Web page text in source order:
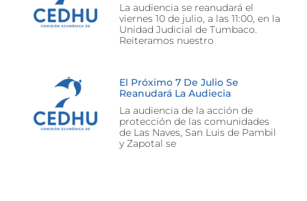
La audiencia se reanudará el
viernes 10 de julio, a las 11:00, en la
Unidad Judicial de Tumbaco.
Reiteramos nuestro
El Próximo 7 De Julio Se
Reanudará La Audiecia
La audiencia de la acción de
protección de las comunidades
de Las Naves, San Luis de Pambil
y Zapotal se